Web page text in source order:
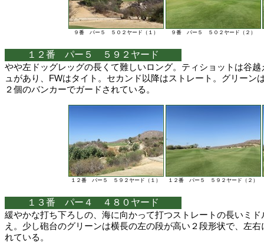
９番 パー５ ５０２ヤード（２）
９番 パー５ ５０２ヤード（１）
１２番 パー５ ５９２ヤード
やや左ドッグレッグの長くて難しいロング。ティショットは谷
ュがあり、FWはタイト。セカンド以降はストレート。グリーン
２個のバンカーでガードされている。
１２番 パー５ ５９２ヤード（２）
１２番 パー５ ５９２ヤード（１）
１３番 パー４ ４８０ヤード
緩やかな打ち下ろしの、海に向かって打つストレートの長いミ
え。少し砲台のグリーンは横長の左の段が高い２段形状で、左
れている。